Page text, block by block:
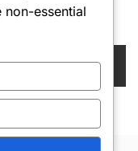
non-essential